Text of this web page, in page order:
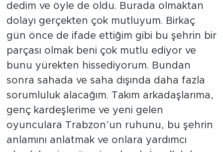
dedim ve öyle de oldu. Burada olmaktan
dolayı gerçekten çok mutluyum. Birkaç
gün önce de ifade ettiğim gibi bu şehrin bir
parçası olmak beni çok mutlu ediyor ve
bunu yürekten hissediyorum. Bundan
sonra sahada ve saha dışında daha fazla
sorumluluk alacağım. Takım arkadaşlarıma,
genç kardeşlerime ve yeni gelen
oyunculara Trabzon’un ruhunu, bu şehrin
anlamını anlatmak ve onlara yardımcı